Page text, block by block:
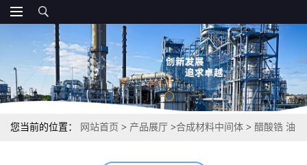
您当前的位置： 网站首页 > 产品展厅 >合成材料中间体 > 醋酸锆 油